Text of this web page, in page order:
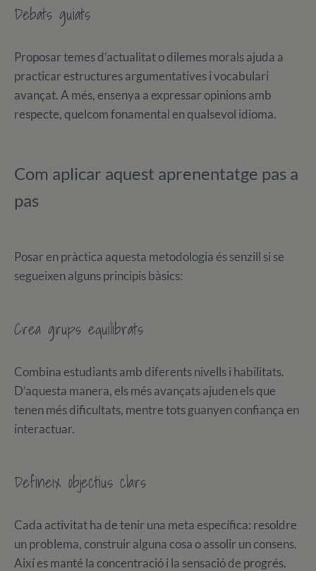
Debats guiats
Proposar temes d’actualitat o dilemes morals ajuda a
practicar estructures argumentatives i vocabulari
avançat. A més, ensenya a expressar opinions amb
respecte, quelcom fonamental en qualsevol idioma.
Com aplicar aquest aprenentatge pas a
pas
Posar en pràctica aquesta metodologia és senzill si se
segueixen alguns principis bàsics:
Crea grups equilibrats
Combina estudiants amb diferents nivells i habilitats.
D’aquesta manera, els més avançats ajuden els que
tenen més dificultats, mentre tots guanyen confiança en
interactuar.
Defineix objectius clars
Cada activitat ha de tenir una meta específica: resoldre
un problema, construir alguna cosa o assolir un consens.
Així es manté la concentració i la sensació de progrés.